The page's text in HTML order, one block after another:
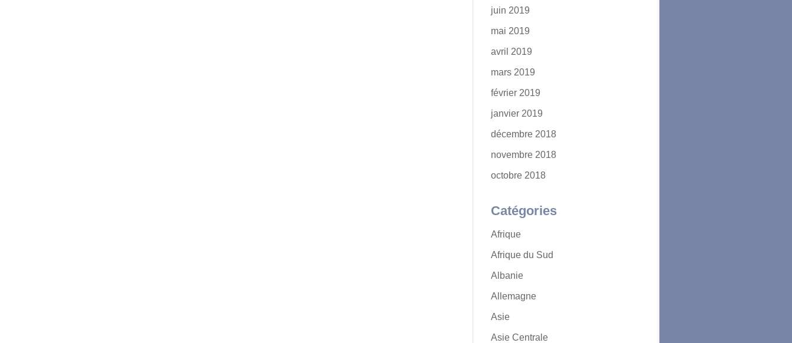
juin 2019
mai 2019
avril 2019
mars 2019
février 2019
janvier 2019
décembre 2018
novembre 2018
octobre 2018
Catégories
Afrique
Afrique du Sud
Albanie
Allemagne
Asie
Asie Centrale